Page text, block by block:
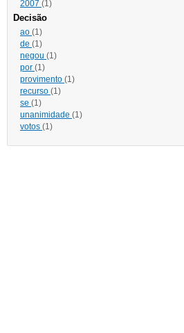
2007 (1)
Decisão
ao (1)
de (1)
negou (1)
por (1)
provimento (1)
recurso (1)
se (1)
unanimidade (1)
votos (1)